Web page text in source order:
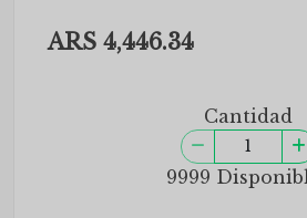
ARS 4,446.34
Cantidad
9999